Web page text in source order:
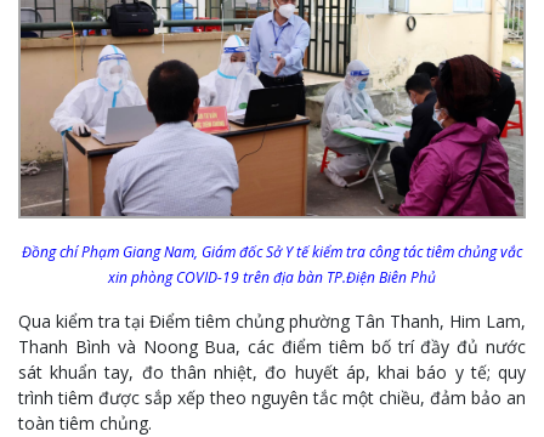
Đồng chí Phạm Giang Nam, Giám đốc Sở Y tế kiểm tra công tác tiêm chủng vắc
xin phòng COVID-19 trên địa bàn TP.Điện Biên Phủ
Qua kiểm tra tại Điểm tiêm chủng phường Tân Thanh, Him Lam,
Thanh Bình và Noong Bua, các điểm tiêm bố trí đầy đủ nước
sát khuẩn tay, đo thân nhiệt, đo huyết áp, khai báo y tế; quy
trình tiêm được sắp xếp theo nguyên tắc một chiều, đảm bảo an
toàn tiêm chủng.